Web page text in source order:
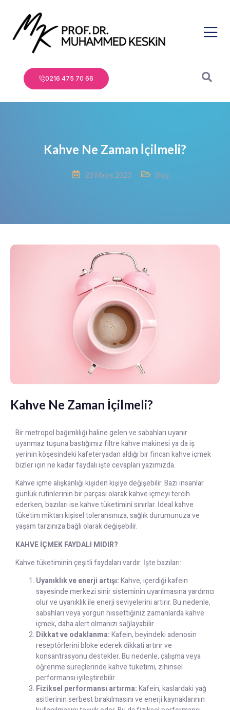
0216 475 70 66
Kahve Ne Zaman İçilmeli?
20 Mayıs 2023 Blog
Kahve Ne Zaman İçilmeli?
Bir metropol bağımlılığı haline gelen ve sabahları uyanır
uyanmaz tuşuna bastığımız filtre kahve makinesi ya da iş
yerinin köşesindeki kafeteryadan aldığı bir fincan kahve içmek
bizler için ne kadar faydalı işte cevapları yazımızda.
Kahve içme alışkanlığı kişiden kişiye değişebilir. Bazı insanlar
günlük rutinlerinin bir parçası olarak kahve içmeyi tercih
ederken, bazıları ise kahve tüketimini sınırlar. İdeal kahve
tüketim miktarı kişisel toleransınıza, sağlık durumunuza ve
yaşam tarzınıza bağlı olarak değişebilir.
KAHVE İÇMEK FAYDALI MIDIR?
Kahve tüketiminin çeşitli faydaları vardır. İşte bazıları:
Uyanıklık ve enerji artışı:Kahve, içerdiği kafein
sayesinde merkezi sinir sisteminin uyarılmasına yardımcı
olur ve uyanıklık ile enerji seviyelerini artırır. Bu nedenle,
sabahları veya yorgun hissettiğiniz zamanlarda kahve
içmek, daha alert olmanızı sağlayabilir.
Dikkat ve odaklanma:Kafein, beyindeki adenosin
reseptörlerini bloke ederek dikkati artırır ve
konsantrasyonu destekler. Bu nedenle, çalışma veya
öğrenme süreçlerinde kahve tüketimi, zihinsel
performansı iyileştirebilir.
Fiziksel performansı artırma:Kafein, kaslardaki yağ
asitlerinin serbest bırakılmasını ve enerji kaynaklarının